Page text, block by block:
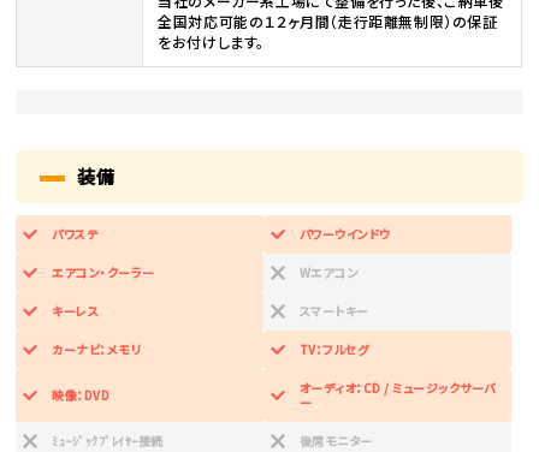
全国対応可能の１２ヶ月間（走行距離無制限）の保証
をお付けします。
装備
パワステ パワーウインドウ
エアコン・クーラー Wエアコン
キーレス スマートキー
カーナビ：メモリ TV：フルセグ
映像：DVD
オーディオ：CD / ミュージックサーバ
ー
ﾐｭｰｼﾞｯｸﾌﾟﾚｲﾔｰ接続 後席モニター